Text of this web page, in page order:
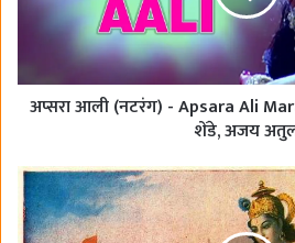
अप्सरा आली (नटरंग) - Apsara Ali
शेंडे, अजय